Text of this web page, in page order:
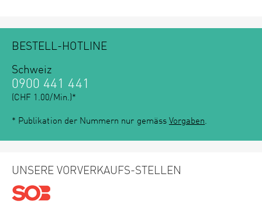
BESTELL-HOTLINE
Schweiz
0900 441 441
(CHF 1.00/Min.)*
* Publikation der Nummern nur gemäss Vorgaben.
UNSERE VORVERKAUFS-STELLEN